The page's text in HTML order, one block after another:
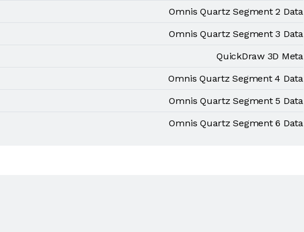
Omnis Quartz Segment 2 Data
Omnis Quartz Segment 3 Data
QuickDraw 3D Meta
Omnis Quartz Segment 4 Data
Omnis Quartz Segment 5 Data
Omnis Quartz Segment 6 Data